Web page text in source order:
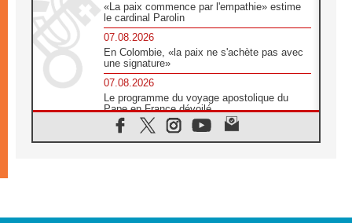
«La paix commence par l'empathie» estime
le cardinal Parolin
07.08.2026
En Colombie, «la paix ne s'achète pas avec
une signature»
07.08.2026
Le programme du voyage apostolique du
Pape en France dévoilé
07.08.2026
1ère Conférence continentale sur l'éducation
07.08.2026